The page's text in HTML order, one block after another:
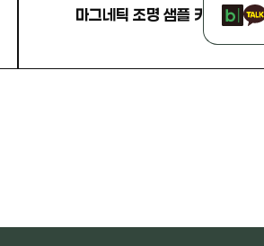
마그네틱 조명 샘플 키트